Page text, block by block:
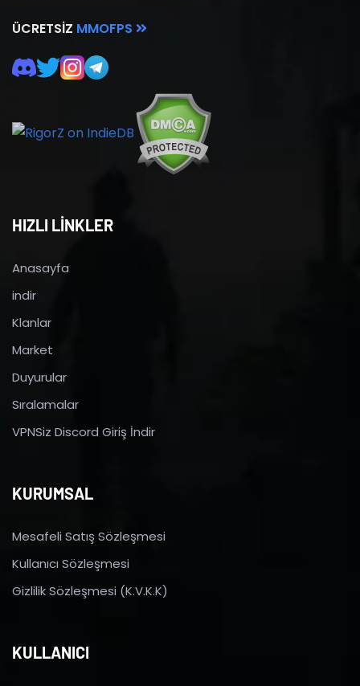
ÜCRETSIZ MMOFPS
HIZLI LİNKLER
Anasayfa
indir
Klanlar
Market
Duyurular
Sıralamalar
VPNSiz Discord Giriş İndir
KURUMSAL
Mesafeli Satış Sözleşmesi
Kullanıcı Sözleşmesi
Gizlilik Sözleşmesi (K.V.K.K)
KULLANICI